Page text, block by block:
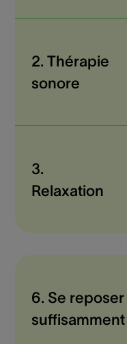
2. Thérapie
sonore
3.
Relaxation
6. Se reposer
suffisamment